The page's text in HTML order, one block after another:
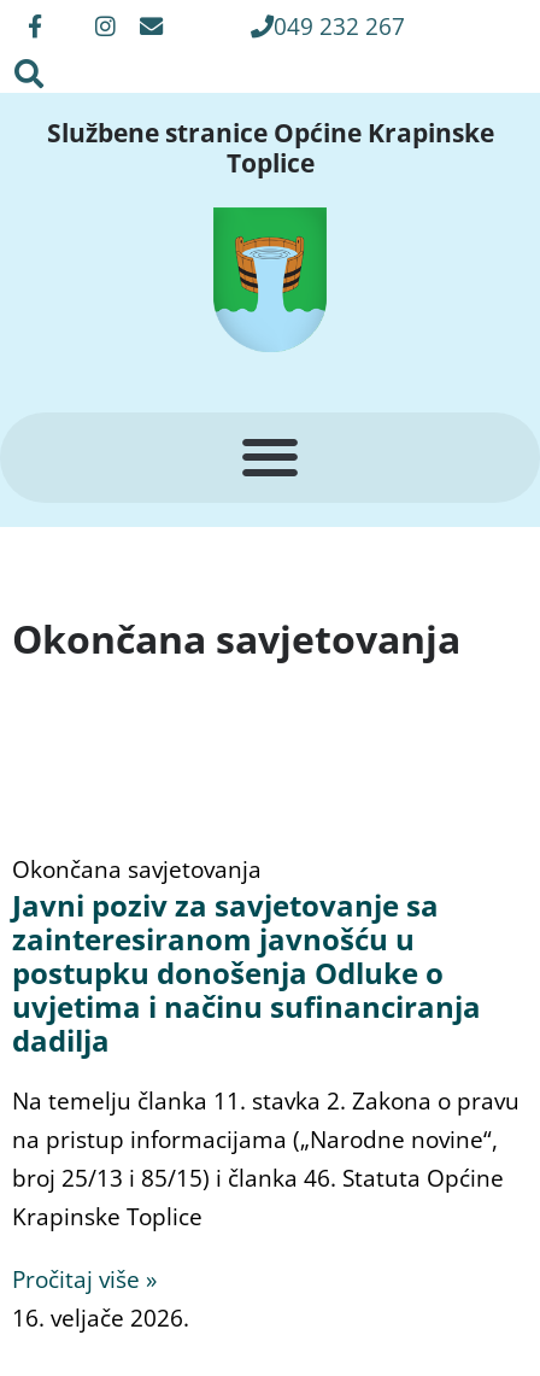
049 232 267
Službene stranice Općine Krapinske
Toplice
Okončana savjetovanja
Okončana savjetovanja
Javni poziv za savjetovanje sa
zainteresiranom javnošću u
postupku donošenja Odluke o
uvjetima i načinu sufinanciranja
dadilja
Na temelju članka 11. stavka 2. Zakona o pravu
na pristup informacijama („Narodne novine“,
broj 25/13 i 85/15) i članka 46. Statuta Općine
Krapinske Toplice
Pročitaj više »
16. veljače 2026.